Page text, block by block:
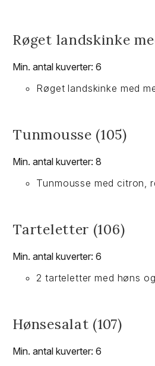
Røget landskinke
Min. antal kuverter: 6
Røget landskinke med
Tunmousse (105)
Min. antal kuverter: 8
Tunmousse med citron,
Tarteletter (106)
Min. antal kuverter: 6
2 tarteletter med høns
Hønsesalat (107)
Min. antal kuverter: 6